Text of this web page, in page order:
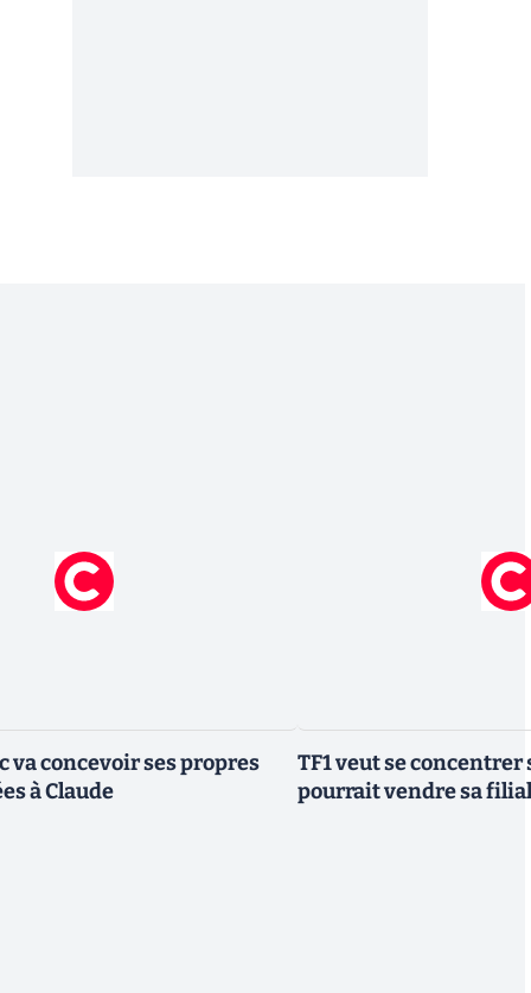
va concevoir ses propres
à Claude
TF1 veut se
pourrait vendre sa